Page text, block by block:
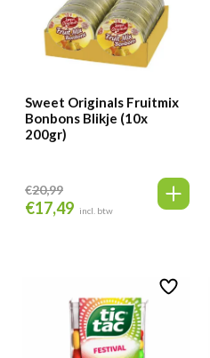
Sweet Originals Fruitmix
Bonbons Blikje (10x
200gr)
€20,99
Oorspronkelijke
€17,49 Huidige
incl. btw